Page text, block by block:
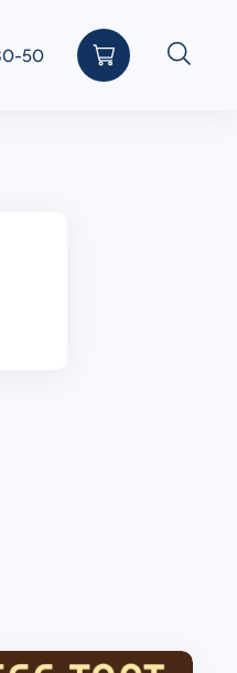
50